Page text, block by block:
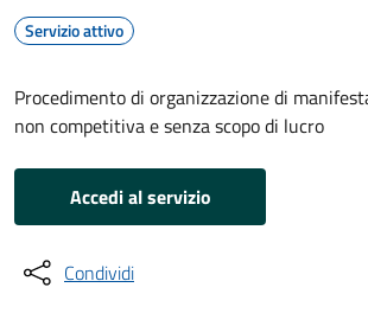
Servizio attivo
Procedimento di organizzazione di
non competitiva e senza scopo di lucro
Accedi al servizio
Condividi